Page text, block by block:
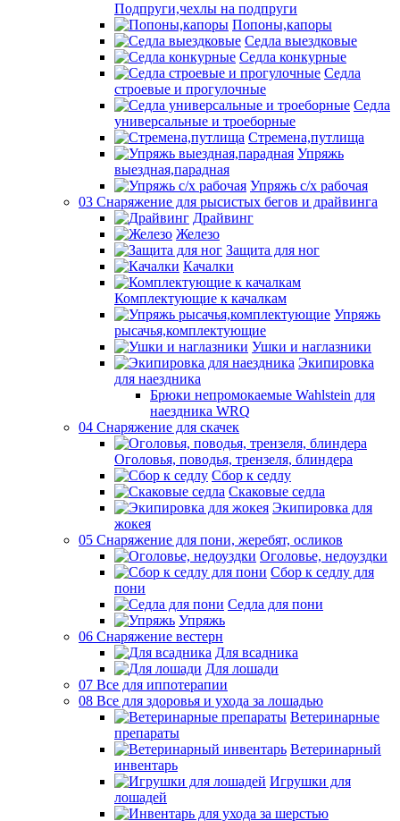
Подпруги,чехлы на подпруги
Попоны,капоры
Седла выездковые
Седла конкурные
Седла
строевые и прогулочные
Седла
универсальные и троеборные
Стремена,путлища
Упряжь
выездная,парадная
Упряжь с/х рабочая
03 Снаряжение для рысистых бегов и драйвинга
Драйвинг
Железо
Защита для ног
Качалки
Комплектующие к качалкам
Упряжь
рысачья,комплектующие
Ушки и наглазники
Экипировка
для наездника
Брюки непромокаемые Wahlstein для
наездника WRQ
04 Снаряжение для скачек
Оголовья, поводья, трензеля, блиндера
Сбор к седлу
Скаковые седла
Экипировка для
жокея
05 Снаряжение для пони, жеребят, осликов
Оголовье, недоуздки
Сбор к седлу для
пони
Седла для пони
Упряжь
06 Снаряжение вестерн
Для всадника
Для лошади
07 Все для иппотерапии
08 Все для здоровья и ухода за лошадью
Ветеринарные
препараты
Ветеринарный
инвентарь
Игрушки для
лошадей